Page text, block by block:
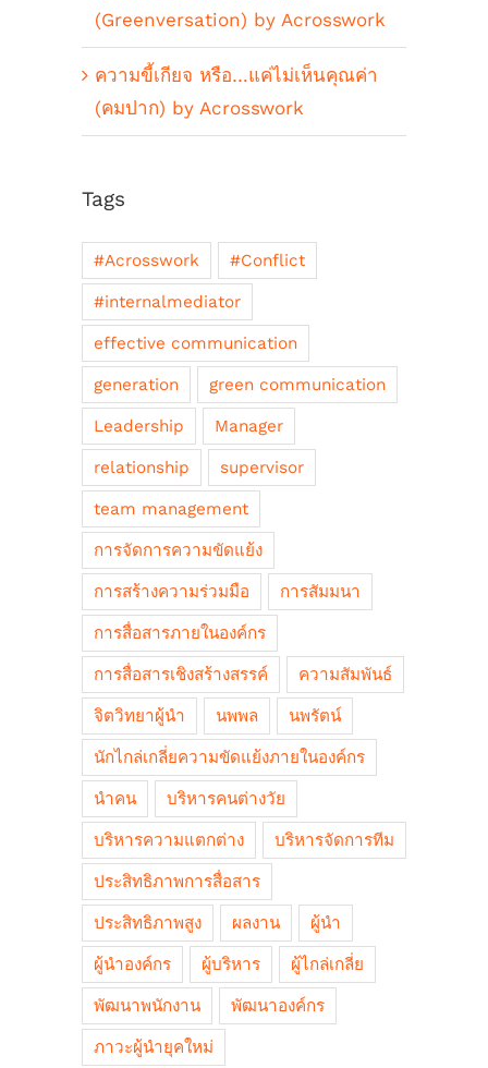
(Greenversation) by Acrosswork
ความขี้เกียจ หรือ…แค่ไม่เห็นคุณค่า
(คมปาก) by Acrosswork
Tags
#Acrosswork #Conflict
#internalmediator
effective communication
generation green communication
Leadership Manager
relationship supervisor
team management
การจัดการความขัดแย้ง
การสร้างความร่วมมือ การสัมมนา
การสื่อสารภายในองค์กร
การสื่อสารเชิงสร้างสรรค์ ความสัมพันธ์
จิตวิทยาผู้นำ นพพล นพรัตน์
นักไกล่เกลี่ยความขัดแย้งภายในองค์กร
นำคน บริหารคนต่างวัย
บริหารความแตกต่าง บริหารจัดการทีม
ประสิทธิภาพการสื่อสาร
ประสิทธิภาพสูง ผลงาน ผู้นำ
ผู้นำองค์กร ผู้บริหาร ผู้ไกล่เกลี่ย
พัฒนาพนักงาน พัฒนาองค์กร
ภาวะผู้นำยุคใหม่